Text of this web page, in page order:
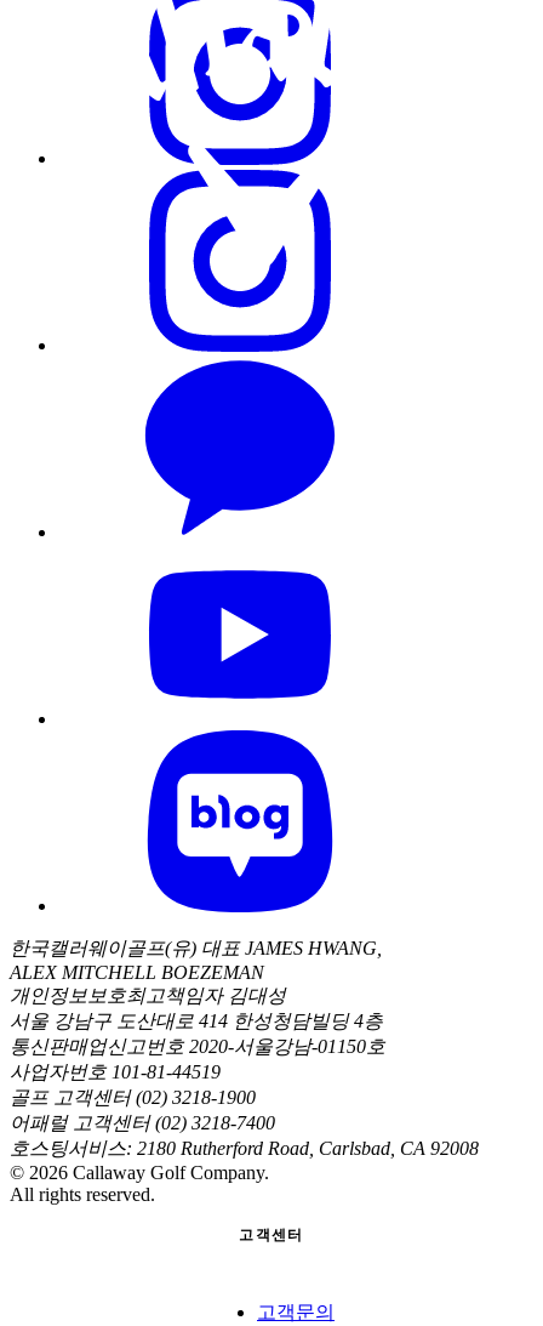
한국캘러웨이골프(유) 대표 JAMES HWANG,
ALEX MITCHELL BOEZEMAN
개인정보보호최고책임자 김대성
서울 강남구 도산대로 414 한성청담빌딩 4층
통신판매업신고번호 2020-서울강남-01150호
사업자번호 101-81-44519
골프 고객센터 (02) 3218-1900
어패럴 고객센터 (02) 3218-7400
호스팅서비스: 2180 Rutherford Road, Carlsbad, CA 92008
© 2026 Callaway Golf Company.
All rights reserved.
고객센터
고객문의